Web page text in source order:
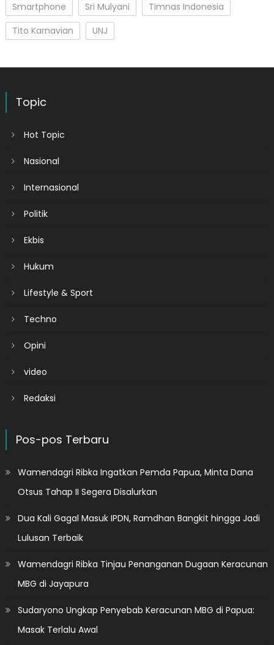
Smartphone
Sri Mulyani
Timnas Indonesia
Tito Karnavian
UNJ
Topic
Hot Topic
Nasional
Internasional
Politik
Ekbis
Hukum
Lifestyle & Sport
Techno
Opini
video
Redaksi
Pos-pos Terbaru
Wamendagri Ribka Ingatkan Pemda Papua, Minta Dana
Otsus Tahap II Segera Disalurkan
Dua Kali Gagal Masuk IPDN, Ramdhan Bangkit hingga Jadi
Lulusan Terbaik
Wamendagri Ribka Tinjau Penanganan Dugaan Keracunan
MBG di Jayapura
Sudaryono Ungkap Penyebab Keracunan MBG di Papua:
Masak Terlalu Awal